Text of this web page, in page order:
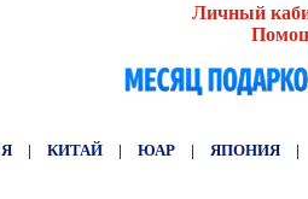
Личный
| КИТАЙ | ЮАР | ЯПОНИЯ |